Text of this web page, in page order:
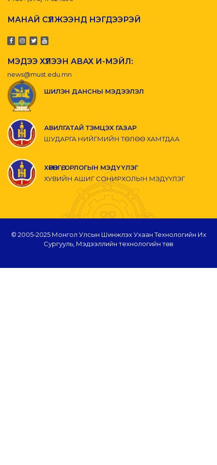
МАНАЙ СҮЛЖЭЭНД НЭГДЭЭРЭЙ
МЭДЭЭ ХҮЛЭЭН АВАХ И-МЭЙЛ:
news@must.edu.mn
ШИЛЭН ДАНСНЫ МЭДЭЭЛЭЛ
АВИЛГАТАЙ ТЭМЦЭХ ГАЗАР
ШУДАРГА НИЙГМИЙН ТӨЛӨӨ ХАМТДАА
ХӨРӨНГӨ, ОРЛОГЫН МЭДҮҮЛЭГ
ХУВИЙН АШИГ СОНИРХОЛЫН МЭДҮҮЛЭГ
© 2005-2025 Монгол Улсын Шинжлэх Ухаан Технологийн Их
Сургууль, Мэдээллийн технологийн төв